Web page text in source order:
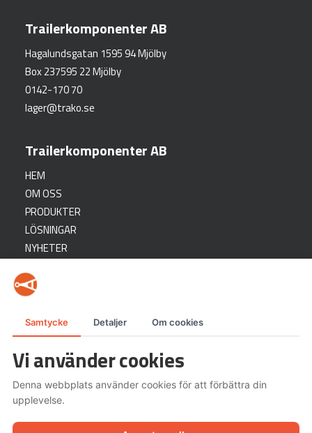
Samtycke Detaljer Om cookies
Vi använder cookies
Denna webbplats använder cookies för att förbättra din
upplevelse.
Trailerkomponenter AB
Hagalundsgatan 1595 94 Mjölby
Box 237595 22 Mjölby
0142-170 70
lager@trako.se
Trailerkomponenter AB
HEM
OM OSS
PRODUKTER
LÖSNINGAR
NYHETER
SUPPORT
Ett bolag inom